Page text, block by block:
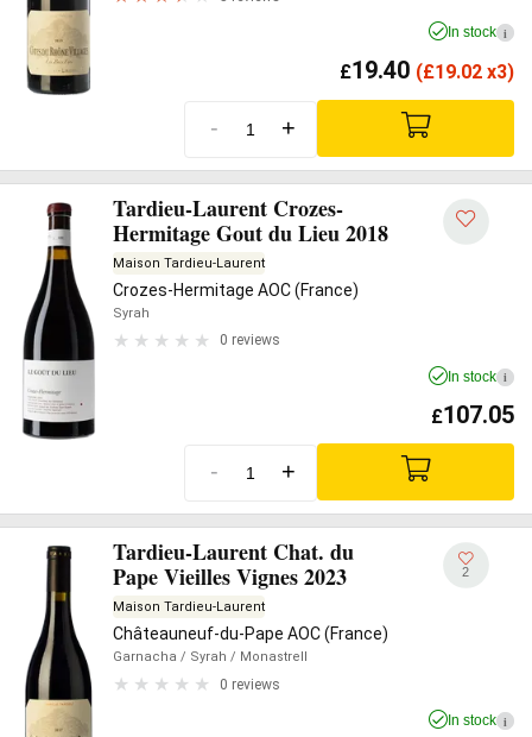
In stock i
£19.40 (£19.02 x3)
- +
Tardieu-Laurent Crozes-
Hermitage Gout du Lieu 2018
Maison Tardieu-Laurent
Crozes-Hermitage AOC (France)
Syrah
0 reviews
In stock i
£107.05
- +
Tardieu-Laurent Chat. du
Pape Vieilles Vignes 2023
Maison Tardieu-Laurent
Châteauneuf-du-Pape AOC (France)
Garnacha / Syrah / Monastrell
0 reviews
2
In stock i